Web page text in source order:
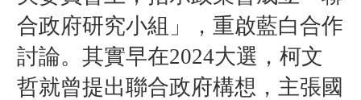
合政府研究小組」，重啟藍白合作
討論。其實早在2024大選，柯文
哲就曾提出聯合政府構想，主張國